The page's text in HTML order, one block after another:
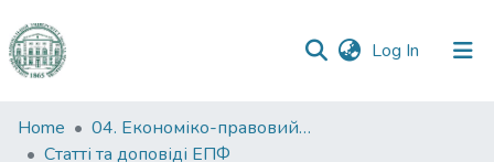
Log In (current)
Communities
&
Home
04. Економіко-правовий факультет
Статті та доповіді ЕПФ